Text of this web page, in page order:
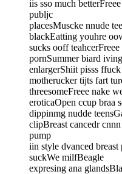
iis sso much
publjc
placesMuscke nnude
blackEatting youhre
sucks ooff
pornSummer biard
enlargerShiit pisss
motherucker tijts fart
threesomeFreee nake
eroticaOpen ccup braa
dippinmg nudde
clipBreast cancedr
pump
iin style dvanced
suckWe milfBeagle
expresing ana